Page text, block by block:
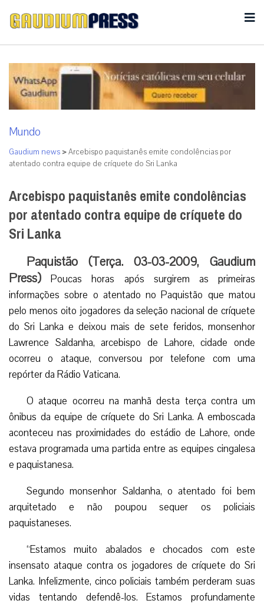
Mundo
Gaudium news >Arcebispo paquistanês emite condolências por
atentado contra equipe de críquete do Sri Lanka
Arcebispo paquistanês emite condolências
por atentado contra equipe de críquete do
Sri Lanka
Paquistão (Terça. 03-03-2009, Gaudium
Press) Poucas horas após surgirem as primeiras
informações sobre o atentado no Paquistão que matou
pelo menos oito jogadores da seleção nacional de críquete
do Sri Lanka e deixou mais de sete feridos, monsenhor
Lawrence Saldanha, arcebispo de Lahore, cidade onde
ocorreu o ataque, conversou por telefone com uma
repórter da Rádio Vaticana.
O ataque ocorreu na manhã desta terça contra um
ônibus da equipe de críquete do Sri Lanka. A emboscada
aconteceu nas proximidades do estádio de Lahore, onde
estava programada uma partida entre as equipes cingalesa
e paquistanesa.
Segundo monsenhor Saldanha, o atentado foi bem
arquitetado e não poupou sequer os policiais
paquistaneses.
“Estamos muito abalados e chocados com este
insensato ataque contra os jogadores de críquete do Sri
Lanka. Infelizmente, cinco policiais também perderam suas
vidas tentando defendê-los. Estamos profundamente